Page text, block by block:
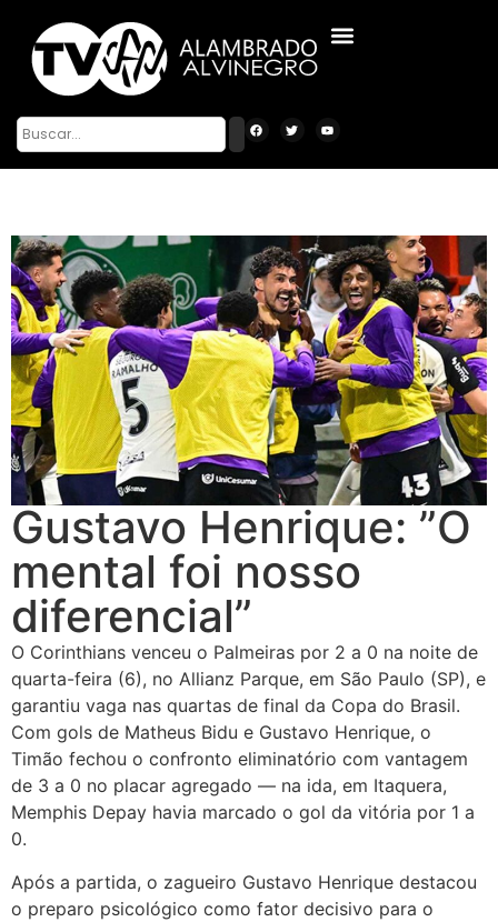
Gustavo Henrique: ”O
mental foi nosso
diferencial”
O Corinthians venceu o Palmeiras por 2 a 0 na noite de
quarta-feira (6), no Allianz Parque, em São Paulo (SP), e
garantiu vaga nas quartas de final da Copa do Brasil.
Com gols de Matheus Bidu e Gustavo Henrique, o
Timão fechou o confronto eliminatório com vantagem
de 3 a 0 no placar agregado — na ida, em Itaquera,
Memphis Depay havia marcado o gol da vitória por 1 a
0.
Após a partida, o zagueiro Gustavo Henrique destacou
o preparo psicológico como fator decisivo para o